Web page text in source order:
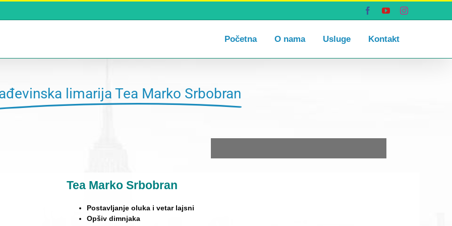
FacebookYouTubeInstagram
Početna O nama Usluge Kontakt
limarija Tea Marko Srbobran
Tea Marko Srbobran
Postavljanje oluka i vetar lajsni
Opšiv dimnjaka